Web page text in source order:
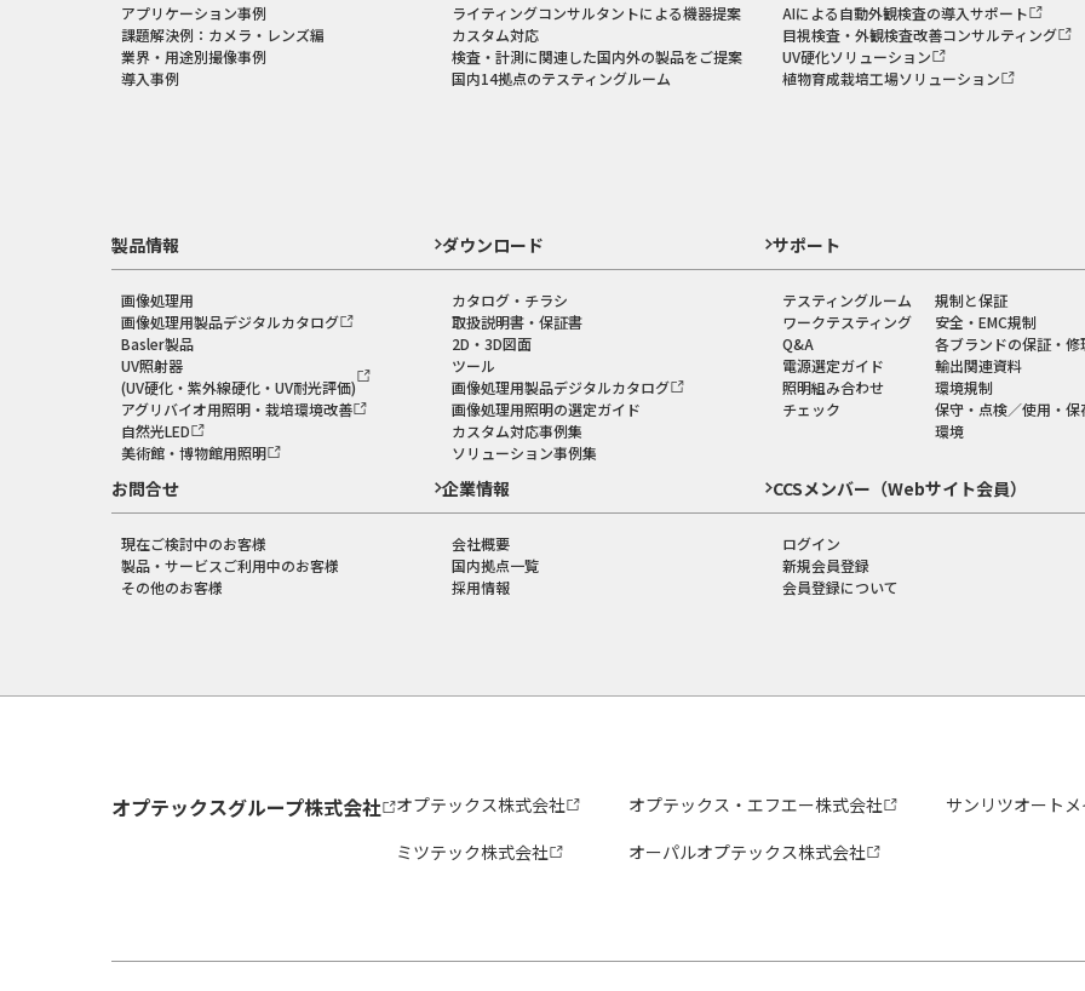
アプリケーション事例
課題解決例：カメラ・レンズ編
業界・用途別撮像事例
導入事例
ライティングコンサルタントによる機器提案
カスタム対応
検査・計測に関連した国内外の製品をご提案
国内14拠点のテスティングルーム
AIによる自動外観検査の導入サポート
目視検査・外観検査改善コンサルティング
UV硬化ソリューション
植物育成栽培工場ソリューション
製品情報
画像処理用
画像処理用製品デジタルカタログ
Basler製品
UV照射器
(UV硬化・紫外線硬化・UV耐光評価)
アグリバイオ用照明・栽培環境改善
自然光LED
美術館・博物館用照明
ダウンロード
カタログ・チラシ
取扱説明書・保証書
2D・3D図面
ツール
画像処理用製品デジタルカタログ
画像処理用照明の選定ガイド
カスタム対応事例集
ソリューション事例集
サポート
テスティングルーム
ワークテスティング
Q&A
電源選定ガイド
照明組み合わせ
チェック
規制と保証
安全・EMC規制
各ブランドの保証・修
輸出関連資料
環境規制
保守・点検／使用・保
環境
お問合せ
現在ご検討中のお客様
製品・サービスご利用中のお客様
その他のお客様
企業情報
会社概要
国内拠点一覧
採用情報
CCSメンバー（Webサイト会員）
ログイン
新規会員登録
会員登録について
オプテックスグループ株式会社 オプテックス株式会社 オプテックス・エフエー株式会社
サンリツオート
ミツテック株式会社
オーパルオプテックス株式会社